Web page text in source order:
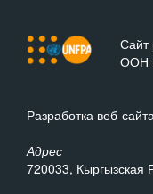
Сайт
ООН
Разработка веб-
Адрес
720033, Кыргызская